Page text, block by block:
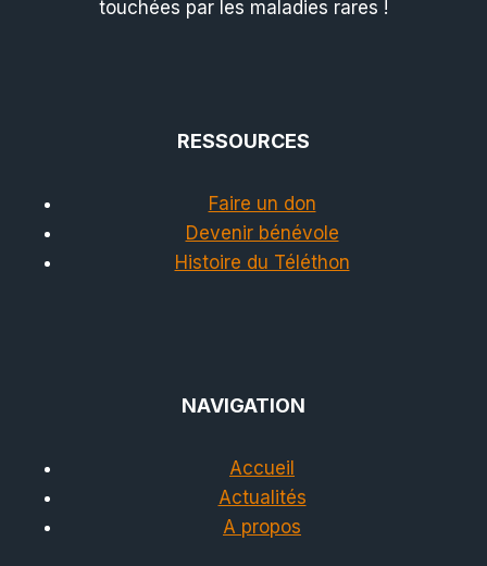
touchées par les maladies rares !
RESSOURCES
Faire un don
Devenir bénévole
Histoire du Téléthon
NAVIGATION
Accueil
Actualités
A propos